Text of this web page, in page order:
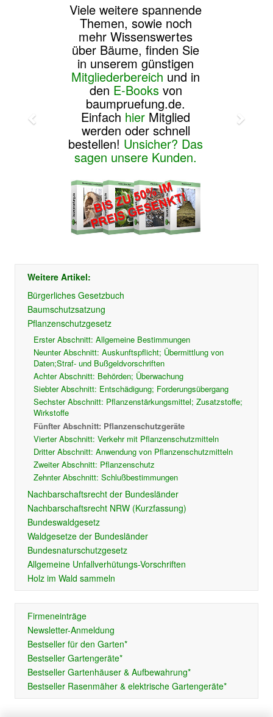
Viele weitere spannende
Themen, sowie noch
mehr Wissenswertes
über Bäume, finden Sie
in unserem günstigen
Mitgliederbereich und in
den E-Booksvon
baumpruefung.de.
Einfach hier Mitglied
werden oder schnell
bestellen! Unsicher? Das
sagen unsere Kunden.
Weitere Artikel:
Bürgerliches Gesetzbuch
Baumschutzsatzung
Pflanzenschutzgesetz
Erster Abschnitt: Allgemeine Bestimmungen
Neunter Abschnitt: Auskunftspflicht; Übermittlung von
Daten;Straf- und Bußgeldvorschriften
Achter Abschnitt: Behörden; Überwachung
Siebter Abschnitt: Entschädigung; Forderungsübergang
Sechster Abschnitt: Pflanzenstärkungsmittel; Zusatzstoffe;
Wirkstoffe
Fünfter Abschnitt: Pflanzenschutzgeräte
Vierter Abschnitt: Verkehr mit Pflanzenschutzmitteln
Dritter Abschnitt: Anwendung von Pflanzenschutzmitteln
Zweiter Abschnitt: Pflanzenschutz
Zehnter Abschnitt: Schlußbestimmungen
Nachbarschaftsrecht der Bundesländer
Nachbarschaftsrecht NRW (Kurzfassung)
Bundeswaldgesetz
Waldgesetze der Bundesländer
Bundesnaturschutzgesetz
Allgemeine Unfallverhütungs-Vorschriften
Holz im Wald sammeln
Firmeneinträge
Newsletter-Anmeldung
Bestseller für den Garten*
Bestseller Gartengeräte*
Bestseller Gartenhäuser & Aufbewahrung*
Bestseller Rasenmäher & elektrische Gartengeräte*